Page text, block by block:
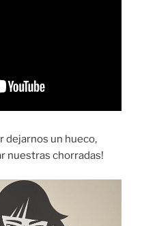
dejarnos un hueco,
nuestras chorradas!